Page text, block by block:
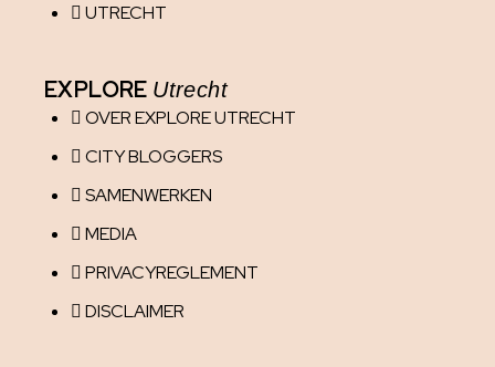
UTRECHT
EXPLORE Utrecht
OVER EXPLORE UTRECHT
CITY BLOGGERS
SAMENWERKEN
MEDIA
PRIVACYREGLEMENT
DISCLAIMER